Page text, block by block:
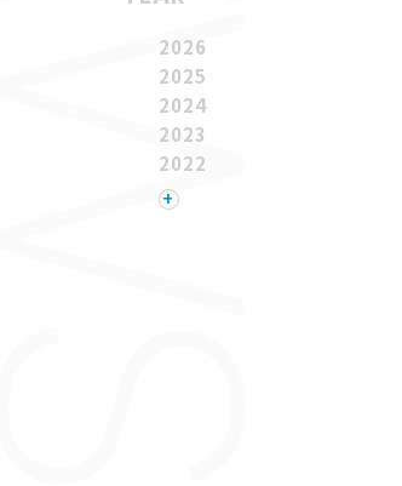
2026
2025
2024
2023
2022
2021
+